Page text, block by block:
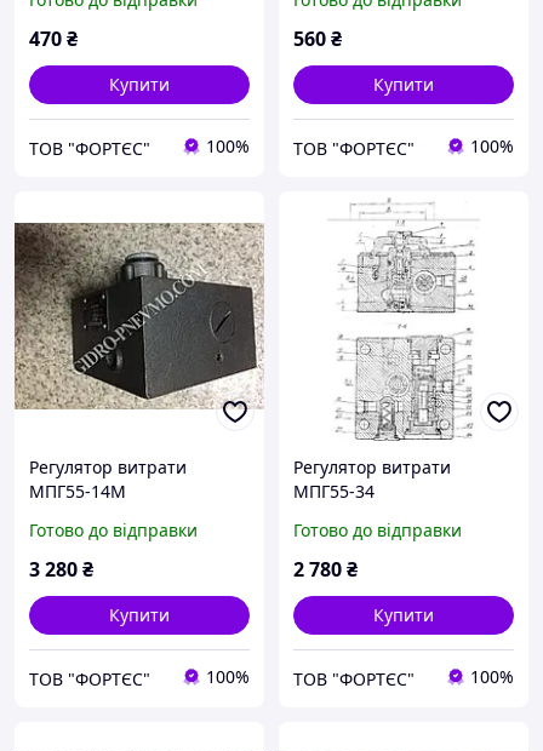
470₴
Купити
ТОВ "ФОРТЄС" 100%
560₴
Купити
ТОВ "ФОРТЄС" 100%
Регулятор витрати
МПГ55-14М
Готово до відправки
3 280₴
Купити
ТОВ "ФОРТЄС" 100%
Регулятор витрати
МПГ55-34
Готово до відправки
2 780₴
Купити
ТОВ "ФОРТЄС" 100%